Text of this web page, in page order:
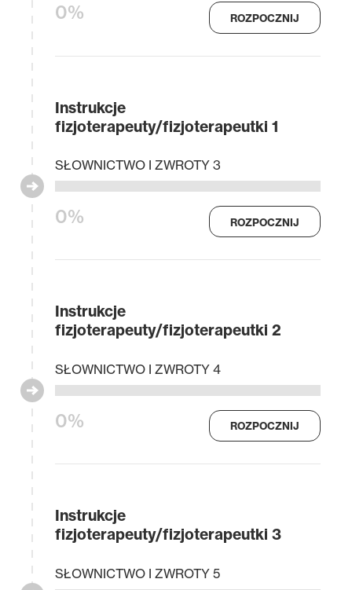
0% ROZPOCZNIJ
Instrukcje
fizjoterapeuty/fizjoterapeutki 1
0%
SŁOWNICTWO I ZWROTY 3
ROZPOCZNIJ
Instrukcje
fizjoterapeuty/fizjoterapeutki 2
0%
SŁOWNICTWO I ZWROTY 4
ROZPOCZNIJ
Instrukcje
fizjoterapeuty/fizjoterapeutki 3
SŁOWNICTWO I ZWROTY 5